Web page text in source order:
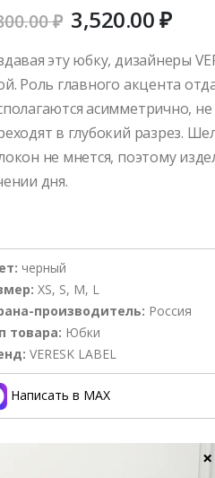
₽ 3,520.00₽
эту юбку, дизайнеры
Роль главного акцента
асимметрично,
в глубокий разрез.
не мнется, поэтому
дня.
черный
XS, S, M, L
производитель: Россия
товара: Юбки
VERESK LABEL
Написать в MAX
×